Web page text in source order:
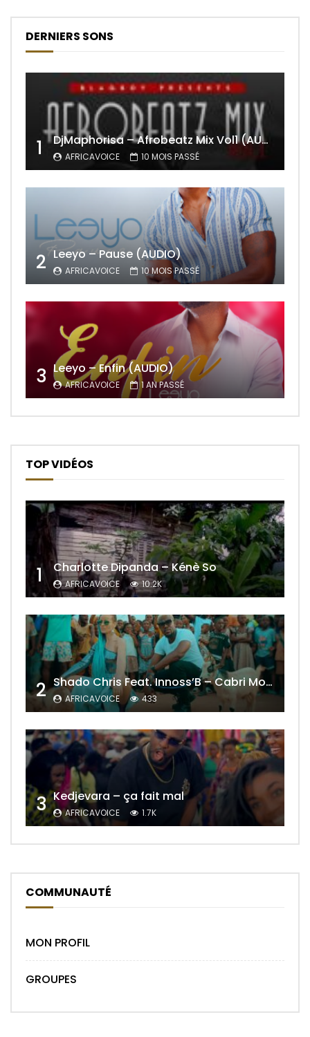
DERNIERS SONS
1 DjMaphorisa – Afrobeatz Mix Vol1 (AUDIO)
AFRICAVOICE 10 MOIS PASSÉ
2 Leeyo – Pause (AUDIO)
AFRICAVOICE 10 MOIS PASSÉ
3 Leeyo – Enfin (AUDIO)
AFRICAVOICE 1 AN PASSÉ
TOP VIDÉOS
1 Charlotte Dipanda – Kénè So
AFRICAVOICE 10.2K
2 Shado Chris Feat. Innoss’B – Cabri Mort (Remix)
AFRICAVOICE 433
3 Kedjevara – ça fait mal
AFRICAVOICE 1.7K
COMMUNAUTÉ
MON PROFIL
GROUPES